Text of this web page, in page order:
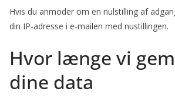
Hvis du anmoder om en nulstilling af
din IP-adresse i e-mailen med nustillingen.
Hvor længe vi
dine data